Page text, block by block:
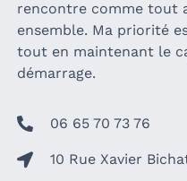
rencontre comme tout
ensemble. Ma priorité
tout en maintenant le
démarrage.
06 65 70 73 76
10 Rue Xavier